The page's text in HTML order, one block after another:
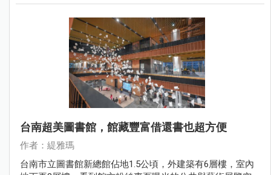
台南超美圖書館，館藏豐富借還書也超方便
作者：緹雅瑪
台南市立圖書館新總館佔地1.5公頃，外建築有6層樓，室內